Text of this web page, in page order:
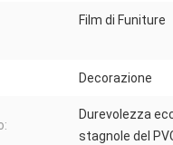
Film di Funiture
Decorazione
Durevolezza
stagnole del